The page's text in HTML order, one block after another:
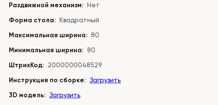
Раздвижной механизм: Нет
Форма стола: Квадратный
Максимальная ширина: 80
Минимальная ширина: 80
ШтрихКод: 2000000048529
Инструкция по сборке: Загрузить
3D модель: Загрузить